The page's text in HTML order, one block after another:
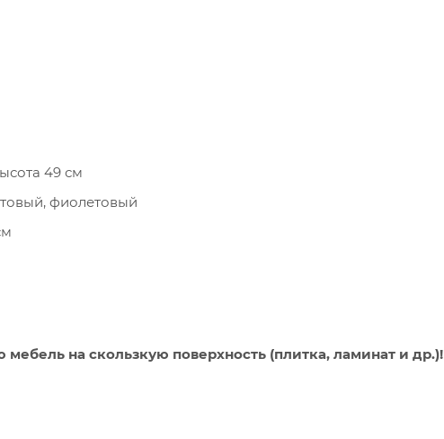
49 см
фиолетовый
на скользкую поверхность (плитка, ламинат и др.)!